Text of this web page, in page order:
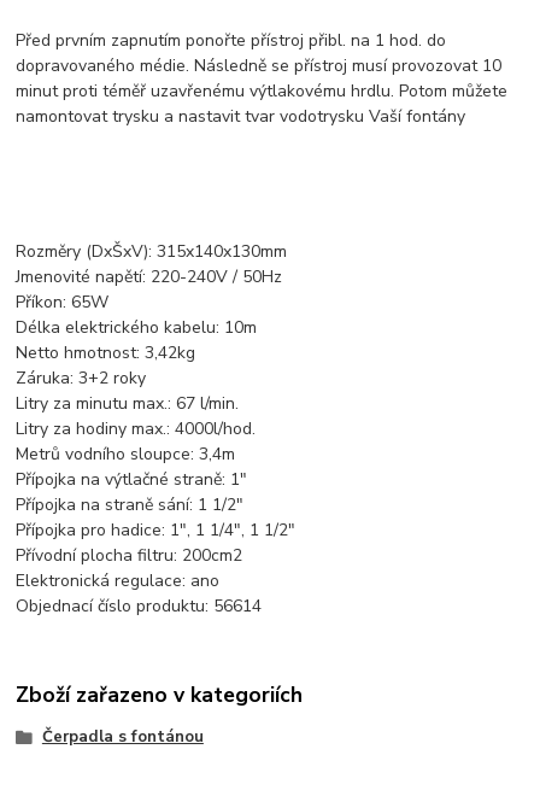
Před prvním zapnutím ponořte přístroj přibl. na 1 hod. do
dopravovaného médie. Následně se přístroj musí provozovat 10
minut proti téměř uzavřenému výtlakovému hrdlu. Potom můžete
namontovat trysku a nastavit tvar vodotrysku Vaší fontány
Rozměry (DxŠxV): 315x140x130mm
Jmenovité napětí: 220-240V / 50Hz
Příkon: 65W
Délka elektrického kabelu: 10m
Netto hmotnost: 3,42kg
Záruka: 3+2 roky
Litry za minutu max.: 67 l/min.
Litry za hodiny max.: 4000l/hod.
Metrů vodního sloupce: 3,4m
Přípojka na výtlačné straně: 1"
Přípojka na straně sání: 1 1/2"
Přípojka pro hadice: 1", 1 1/4", 1 1/2"
Přívodní plocha filtru: 200cm2
Elektronická regulace: ano
Objednací číslo produktu: 56614
Zboží zařazeno v kategoriích
Čerpadla s fontánou